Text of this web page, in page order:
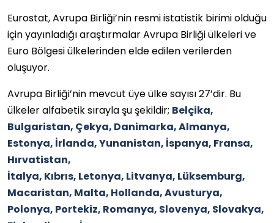
Eurostat, Avrupa Birliği’nin resmi istatistik birimi olduğu
için yayınladığı araştırmalar Avrupa Birliği ülkeleri ve
Euro Bölgesi ülkelerinden elde edilen verilerden
oluşuyor.
Avrupa Birliği’nin mevcut üye ülke sayısı 27’dir. Bu
ülkeler alfabetik sırayla şu şekildir; Belçika,
Bulgaristan, Çekya, Danimarka, Almanya,
Estonya, İrlanda, Yunanistan, İspanya, Fransa,
Hırvatistan,
İtalya, Kıbrıs, Letonya, Litvanya, Lüksemburg,
Macaristan, Malta, Hollanda, Avusturya,
Polonya, Portekiz, Romanya, Slovenya, Slovakya,